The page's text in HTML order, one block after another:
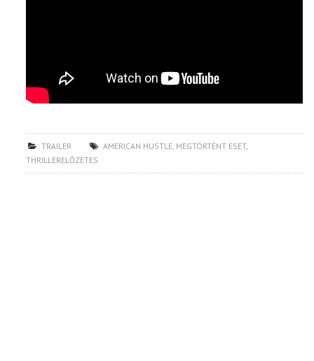
TRAILER AMERICAN HUSTLE, MEGTÖRTÉNT ESET,
THRILLERELŐZETES